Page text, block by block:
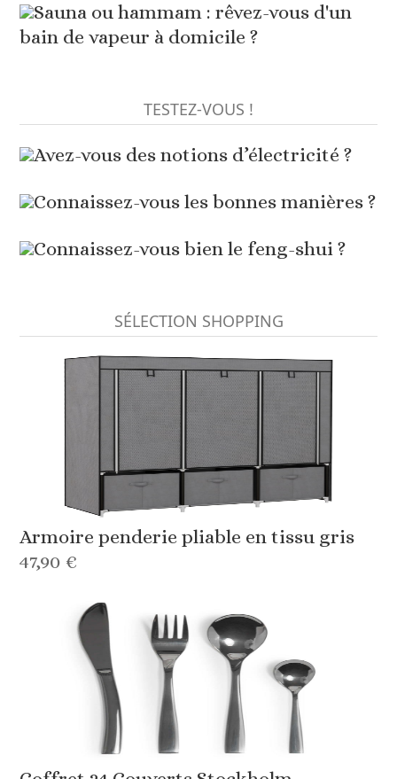
Sauna ou hammam : rêvez-vous d'un
bain de vapeur à domicile ?
TESTEZ-VOUS !
Avez-vous des notions d’électricité ?
Connaissez-vous les bonnes manières ?
Connaissez-vous bien le feng-shui ?
SÉLECTION SHOPPING
Armoire penderie pliable en tissu gris
47,90 €